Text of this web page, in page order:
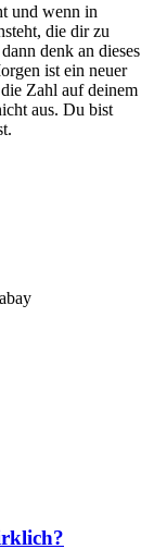
und wenn in
die dir zu
denk an dieses
ist ein neuer
Zahl auf deinem
aus. Du bist